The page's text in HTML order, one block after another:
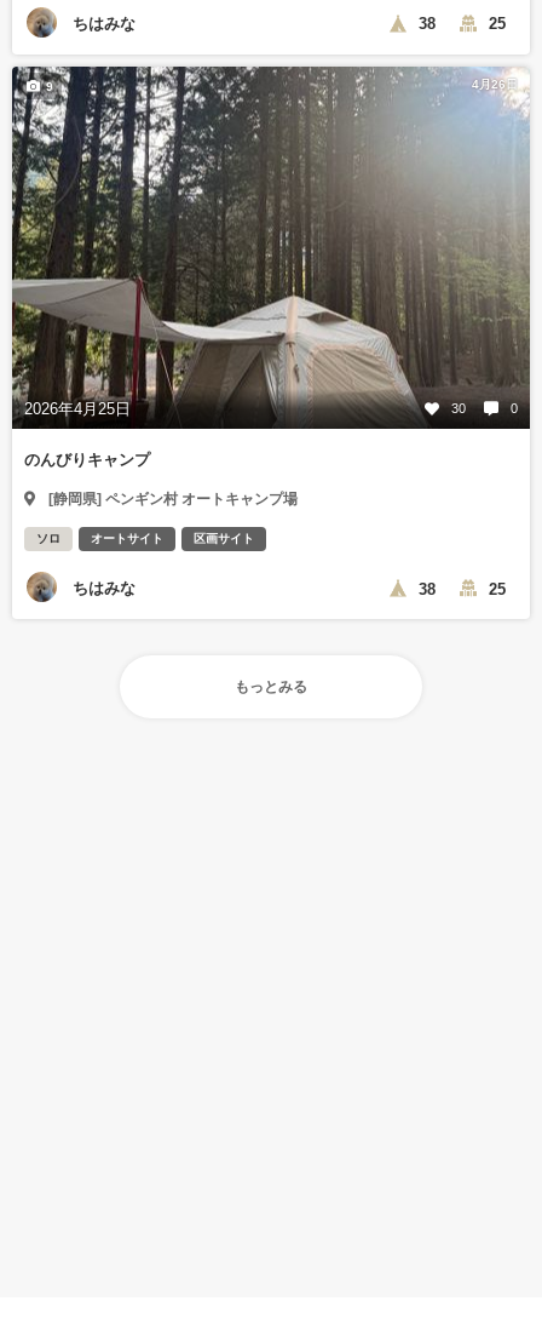
ちはみな 38 25
4月26日
2026年4月25日 30 0
9
のんびりキャンプ
[静岡県] ペンギン村 オートキャンプ場
ソロ オートサイト 区画サイト
ちはみな 38 25
もっとみる